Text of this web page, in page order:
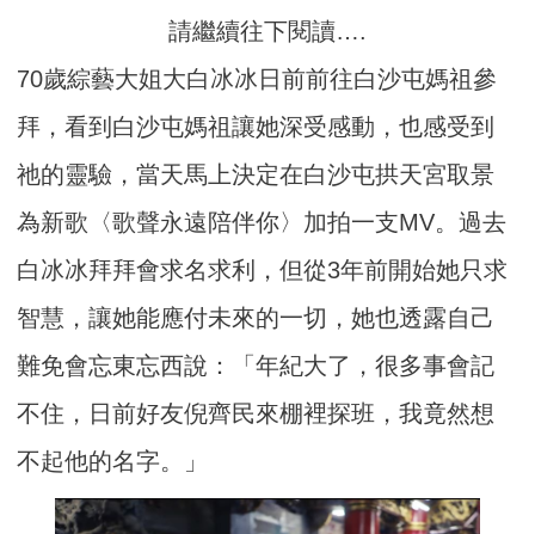
請繼續往下閱讀….
70歲綜藝大姐大白冰冰日前前往白沙屯媽祖參
拜，看到白沙屯媽祖讓她深受感動，也感受到
祂的靈驗，當天馬上決定在白沙屯拱天宮取景
為新歌〈歌聲永遠陪伴你〉加拍一支MV。過去
白冰冰拜拜會求名求利，但從3年前開始她只求
智慧，讓她能應付未來的一切，她也透露自己
難免會忘東忘西說：「年紀大了，很多事會記
不住，日前好友倪齊民來棚裡探班，我竟然想
不起他的名字。」